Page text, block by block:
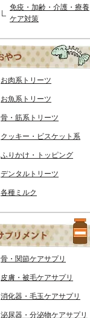
免疫・加齢・介護・療養
ケア対策
お肉系トリーツ
お魚系トリーツ
骨・筋系トリーツ
クッキー・ビスケット系
ふりかけ・トッピング
デンタルトリーツ
各種ミルク
骨・関節ケアサプリ
皮膚・被毛ケアサプリ
消化器・毛玉ケアサプリ
泌尿器・分泌物ケアサプリ